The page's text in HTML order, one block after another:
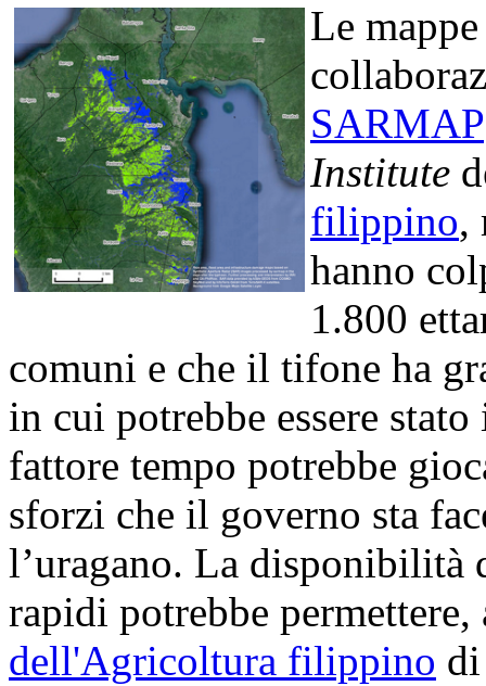
Le
SARMAP
Institute
filippino,
hanno
1.800
comuni e che il tifone ha
in cui potrebbe essere
fattore tempo potrebbe
sforzi che il governo sta
l’uragano. La
rapidi potrebbe
dell'Agricoltura filippino